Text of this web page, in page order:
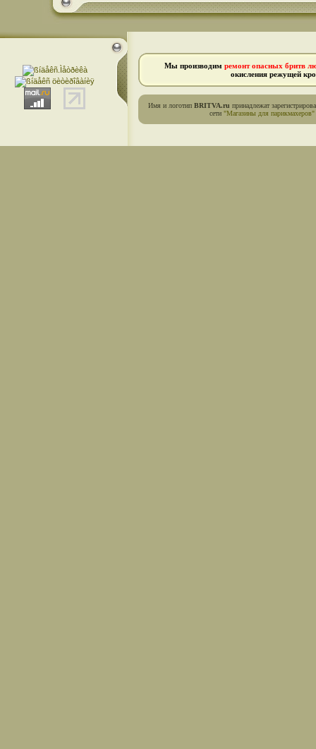
Мы производим ремонт опасных бритв
окисления режущей
Имя и логотип BRITVA.ru принадлежат
сети "Магазины для парикмахеров"